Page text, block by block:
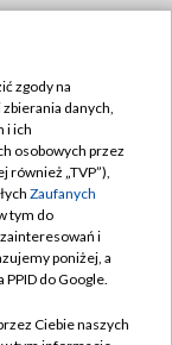
zgody na
danych,
i ich
osobowych przez
również „TVP”),
Zaufanych
tym do
i
poniżej, a
do Google.
Ciebie naszych